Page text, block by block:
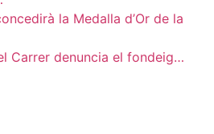
la Medalla d’Or de la
Carrer denuncia el fondeig…